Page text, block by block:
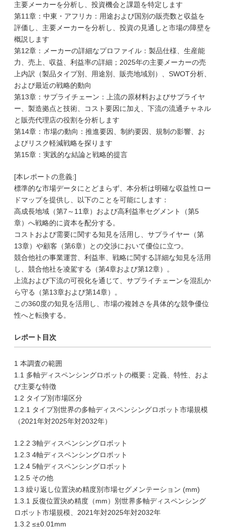
主要メーカーを分析し、投資機会と課題を特定します
第11章：中東・アフリカ：用途および国別の販売数と収益を
評価し、主要メーカーを分析し、投資の見通しと市場の障壁を
概説します
第12章：メーカーの詳細なプロファイル：製品仕様、生産能
力、売上、収益、利益率の詳細；2025年の主要メーカーの売
上内訳（製品タイプ別、用途別、販売地域別）、SWOT分析、
および最近の戦略的動向
第13章：サプライチェーン：上流の原材料およびサプライヤ
ー、製造拠点と技術、コスト要因に加え、下流の流通チャネル
と販売代理店の役割を分析します
第14章：市場の動向：推進要因、制約要因、規制の影響、お
よびリスク軽減戦略を探ります
第15章：実践的な結論と戦略的提言
[本レポートの意義:]
標準的な市場データにとどまらず、本分析は明確な収益性ロー
ドマップを提供し、以下のことを可能にします：
高成長地域（第7～11章）および高利益率セグメント（第5
章）へ戦略的に資本を配分する。
コストおよび需要に関する知見を活用し、サプライヤー（第
13章）や顧客（第6章）との交渉において優位に立つ。
競合他社の事業運営、利益率、戦略に関する詳細な知見を活用
し、競合他社を凌駕する（第4章および第12章）。
上流および下流の可視化を通じて、サプライチェーンを混乱か
ら守る（第13章および第14章）。
この360度の知見を活用し、市場の複雑さを具体的な競争優位
性へと転換する。
レポート目次
1 本調査の範囲
1.1 多軸ディスペンシングロボットの概要：定義、特性、およ
び主要な特徴
1.2 タイプ別市場区分
1.2.1 タイプ別世界の多軸ディスペンシングロボット市場規模
（2021年対2025年対2032年）
1.2.2 3軸ディスペンシングロボット
1.2.3 4軸ディスペンシングロボット
1.2.4 5軸ディスペンシングロボット
1.2.5 その他
1.3 繰り返し位置決め精度別市場セグメンテーション (mm)
1.3.1 反復位置決め精度（mm）別世界多軸ディスペンシング
ロボット市場規模、2021年対2025年対2032年
1.3.2 ≤±0.01mm